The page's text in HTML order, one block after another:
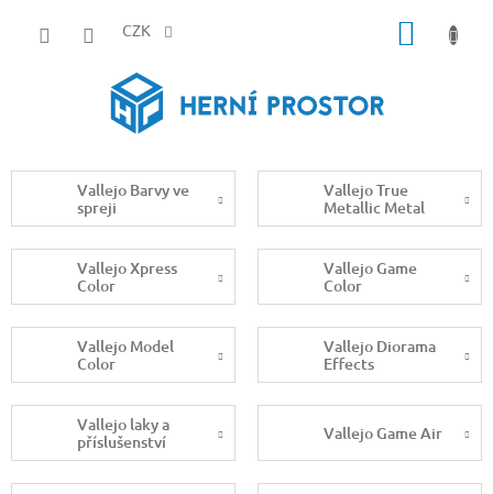
CZK
Vallejo Barvy ve
spreji
Vallejo True
Metallic Metal
Vallejo Xpress
Color
Vallejo Game
Color
Vallejo Model
Color
Vallejo Diorama
Effects
Vallejo laky a
příslušenství
Vallejo Game Air